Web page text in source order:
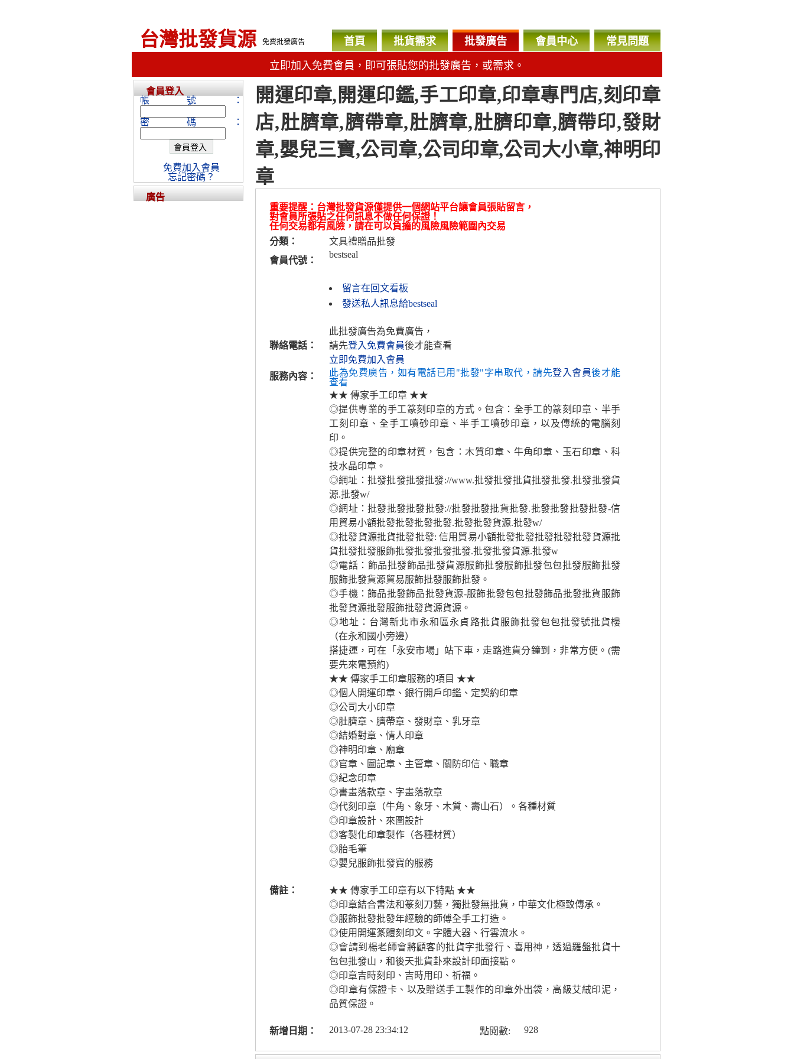
台灣批發貨源 免費批發廣告 首頁 批貨需求 批發廣告 會員中心 常見問題
立即加入免費會員，即可張貼您的批發廣告，或需求。
開運印章,開運印鑑,手工印章,印章專門店,刻印章
店,肚臍章,臍帶章,肚臍章,肚臍印章,臍帶印,發財
章,嬰兒三寶,公司章,公司印章,公司大小章,神明印
章
重要提醒：台灣批發貨源僅提供一個網站平台讓會員張貼留言，
對會員所張貼之任何訊息不做任何保證！
任何交易都有風險，請在可以負擔的風險風險範圍內交易
分類：
文具禮贈品批發
會員代號：
bestseal
留言在回文看板
發送私人訊息給bestseal
聯絡電話：
此批發廣告為免費廣告，
請先登入免費會員後才能查看
立即免費加入會員
服務內容：
此為免費廣告，如有電話已用"批發"字串取代，請先登入會員後才能
查看
★★ 傳家手工印章 ★★
◎提供專業的手工篆刻印章的方式。包含：全手工的篆刻印章、半手
工刻印章、全手工噴砂印章、半手工噴砂印章，以及傳統的電腦刻
印。
◎提供完整的印章材質，包含：木質印章、牛角印章、玉石印章、科
技水晶印章。
◎網址：批發批發批發批發://www.批發批發批貨批發批發.批發批發貨
源.批發w/
◎網址：批發批發批發批發://批發批發批貨批發.批發批發批發批發-信
用貿易小額批發批發批發批發.批發批發貨源.批發w/
◎批發貨源批貨批發批發: 信用貿易小額批發批發批發批發批發貨源批
貨批發批發服飾批發批發批發批發.批發批發貨源.批發w
◎電話：飾品批發飾品批發貨源服飾批發服飾批發包包批發服飾批發
服飾批發貨源貿易服飾批發服飾批發。
◎手機：飾品批發飾品批發貨源-服飾批發包包批發飾品批發批貨服飾
批發貨源批發服飾批發貨源貨源。
◎地址：台灣新北市永和區永貞路批貨服飾批發包包批發號批貨樓
（在永和國小旁邊）
搭捷運，可在「永安市場」站下車，走路進貨分鐘到，非常方便。(需
要先來電預約)
★★ 傳家手工印章服務的項目 ★★
◎個人開運印章、銀行開戶印鑑、定契約印章
◎公司大小印章
◎肚臍章、臍帶章、發財章、乳牙章
◎結婚對章、情人印章
◎神明印章、廟章
◎官章、圖記章、主管章、關防印信、職章
◎紀念印章
◎書畫落款章、字畫落款章
◎代刻印章（牛角、象牙、木質、壽山石）。各種材質
◎印章設計、來圖設計
◎客製化印章製作（各種材質）
◎胎毛筆
◎嬰兒服飾批發寶的服務
備註：
★★ 傳家手工印章有以下特點 ★★
◎印章結合書法和篆刻刀藝，獨批發無批貨，中華文化極致傳承。
◎服飾批發批發年經驗的師傅全手工打造。
◎使用開運篆體刻印文。字體大器、行雲流水。
◎會請到楊老師會將顧客的批貨字批發行、喜用神，透過羅盤批貨十
包包批發山，和後天批貨卦來設計印面接點。
◎印章吉時刻印、吉時用印、祈福。
◎印章有保證卡、以及贈送手工製作的印章外出袋，高級艾絨印泥，
品質保證。
新增日期： 2013-07-28 23:34:12 點閱數: 928
會員登入
帳號：
密碼：
免費加入會員
忘記密碼？
廣告